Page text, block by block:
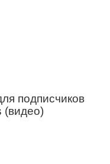
подписчиков
(видео)